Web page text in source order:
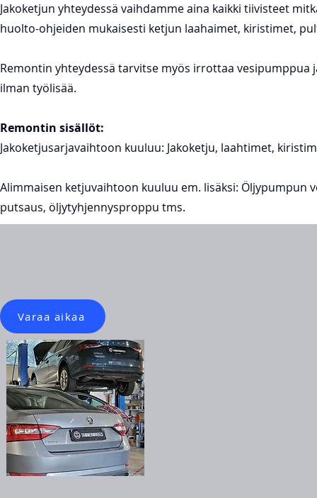
Jakoketjun yhteydessä vaihdamme aina kaikki tiivisteet
huolto-ohjeiden mukaisesti ketjun laahaimet, kiristimet,
Remontin yhteydessä tarvitse myös irrottaa
ilman työlisää.
Remontin sisällöt:
Jakoketjusarjavaihtoon kuuluu: Jakoketju, laahtimet,
Alimmaisen ketjuvaihtoon kuuluu em. lisäksi:
putsaus, öljytyhjennysproppu tms.
Varaa aikaa